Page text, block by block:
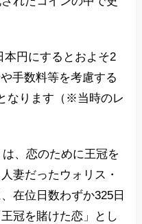
本円にするとおよそ2
手数料等を考慮する
なります（※当時のレ
、恋のために王冠を
妻だったウォリス・
在位日数わずか325日
冠を賭けた恋」とし